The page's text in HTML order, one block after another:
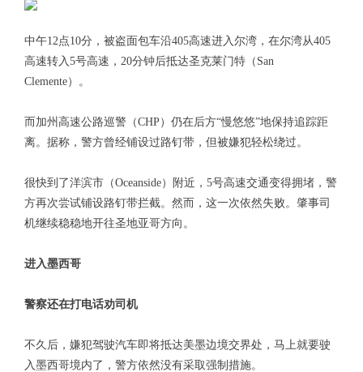
中午12点10分，被盗面包车沿405高速进入尔湾，在尔湾从405
高速转入5号高速，20分钟后抵达圣克莱门特（San
Clemente）。
而加州高速公路巡警（CHP）仍在后方“慢悠悠”地保持追踪距
离。据称，警方曾经铺设过路钉带，但被嫌犯轻松绕过。
很快到了洋滨市（Oceanside）附近，5号高速交通变得拥堵，警
方再次尝试铺设路钉带拦截。然而，这一次依然失败。肇事司
机继续稳稳地开往圣地亚哥方向。
进入墨西哥
警察还在打电话劝司机
不久后，嫌犯驾驶汽车即将抵达美墨边境交界处，马上就要驶
入墨西哥境内了，警方依然没有采取强制措施。